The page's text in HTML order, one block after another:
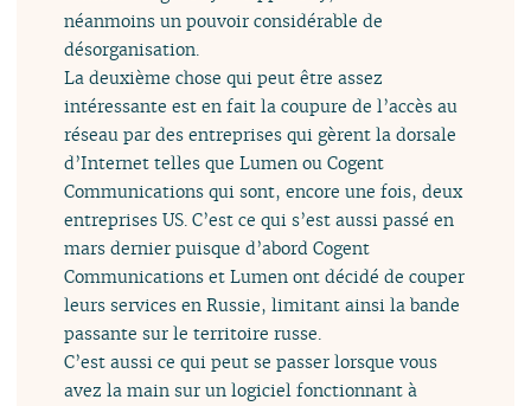
néanmoins un pouvoir considérable de
désorganisation.
La deuxième chose qui peut être assez
intéressante est en fait la coupure de l’accès au
réseau par des entreprises qui gèrent la dorsale
d’Internet telles que Lumen ou Cogent
Communications qui sont, encore une fois, deux
entreprises US. C’est ce qui s’est aussi passé en
mars dernier puisque d’abord Cogent
Communications et Lumen ont décidé de couper
leurs services en Russie, limitant ainsi la bande
passante sur le territoire russe.
C’est aussi ce qui peut se passer lorsque vous
avez la main sur un logiciel fonctionnant à